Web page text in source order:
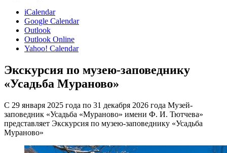
iCalendar
Google Calendar
Outlook
Outlook Online
Yahoo! Calendar
Экскурсия по музею-заповеднику
«Усадьба Мураново»
С 29 января 2025 года по 31 декабря 2026 года Музей-
заповедник «Усадьба «Мураново» имени Ф. И. Тютчева»
представляет Экскурсия по музею-заповеднику «Усадьба
Мураново»